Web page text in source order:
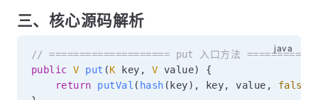
三、核心源码解析
// ==================== put 入口方法
public V put (K key , V value)
{
return
putVal ( hash ( key) , key, value , false